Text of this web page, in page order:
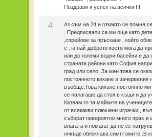
Поздрави и успех на всички !!!
4
Аз съм на 24 и откакто се помня
. Предписвали са ми още като
,спрейове за пръскане , който
е ,та най-доброто което мога да
или до големи водни басейни е
страната райони като София
град или село .За мен това се
постоянното кихане и
въобще.Това кихане постоянно
се налагаше да стоя в къщи и да
Казвам го за майките на
от всякакви плюшени играчки ,
събират невероятно много прах и
влагата и помагат да не се
някъде облекчава симптомите .В